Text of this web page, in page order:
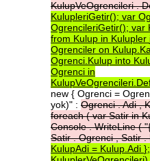
KulupVeOgrencileri.
KulupleriGetir(); var
OgrencileriGetir(); var
from Kulup in Kulupler
Ogrenciler on
Ogrenci.Kulup into
Ogrenci in
new { Ogrenci =
yok)" : Ogrenci.Adi,
foreach(varSatirin
Console.WriteLine(
Satir.Ogrenci,Satir.
KulupAdi = Kulup.Adi };